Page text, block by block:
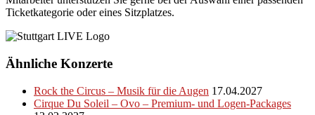
Ticketkategorie oder eines Sitzplatzes.
Ähnliche Konzerte
Rock the Circus – Musik für die Augen 17.04.2027
Cirque Du Soleil – Ovo – Premium- und Logen-Packages